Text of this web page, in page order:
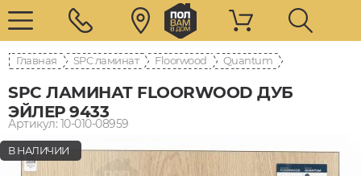
Главная SPC ламинат Floorwood Quantum
SPC ЛАМИНАТ FLOORWOOD ДУБ
ЭЙЛЕР 9433
Артикул: 10-010-08959
В НАЛИЧИИ